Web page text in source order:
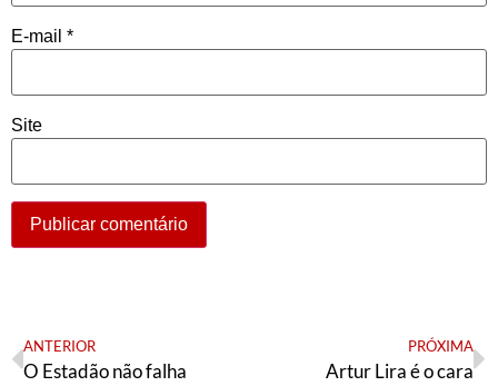
E-mail *
Site
ANTERIOR
O Estadão não falha
PRÓXIMA
Artur Lira é o cara